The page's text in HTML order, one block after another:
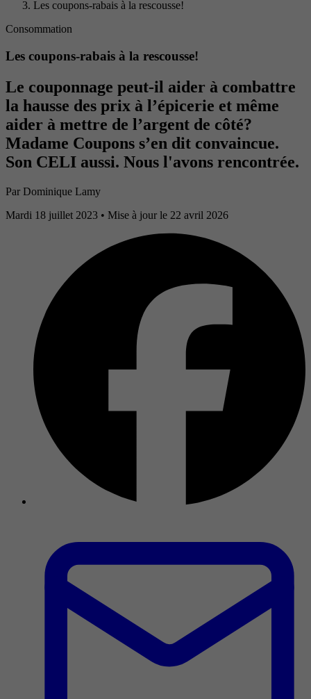
Les coupons-rabais à la rescousse!
Consommation
Les coupons-rabais à la rescousse!
Le couponnage peut-il aider à combattre
la hausse des prix à l’épicerie et même
aider à mettre de l’argent de côté?
Madame Coupons s’en dit convaincue.
Son CELI aussi. Nous l'avons rencontrée.
Par Dominique Lamy
Mardi 18 juillet 2023 • Mise à jour le 22 avril 2026